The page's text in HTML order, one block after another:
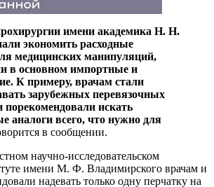
имени академика Н. Н.
экономить расходные
медицинских манипуляций,
в основном импортные и
К примеру, врачам стали
зарубежных перевязочных
порекомендовали искать
аналоги всего, что нужно для
в сообщении.
научно-исследовательском
имени М. Ф. Владимирского врачам и
надевать только одну перчатку на